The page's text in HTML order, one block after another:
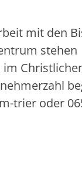
mit den
stehen
trier oder